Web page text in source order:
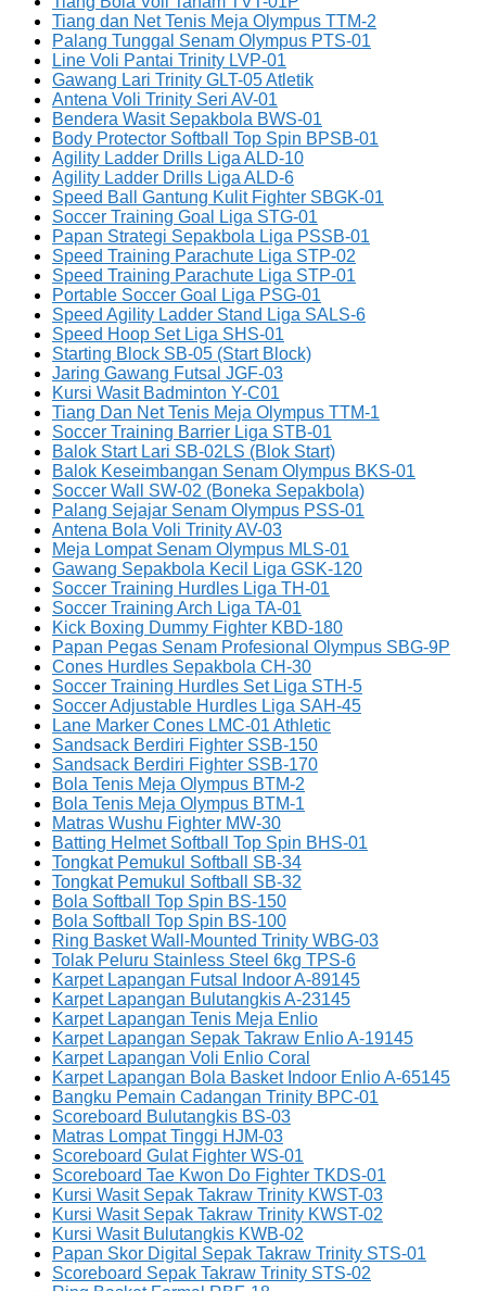
Tiang dan Net Tenis Meja Olympus TTM-2
Palang Tunggal Senam Olympus PTS-01
Line Voli Pantai Trinity LVP-01
Gawang Lari Trinity GLT-05 Atletik
Antena Voli Trinity Seri AV-01
Bendera Wasit Sepakbola BWS-01
Body Protector Softball Top Spin BPSB-01
Agility Ladder Drills Liga ALD-10
Agility Ladder Drills Liga ALD-6
Speed Ball Gantung Kulit Fighter SBGK-01
Soccer Training Goal Liga STG-01
Papan Strategi Sepakbola Liga PSSB-01
Speed Training Parachute Liga STP-02
Speed Training Parachute Liga STP-01
Portable Soccer Goal Liga PSG-01
Speed Agility Ladder Stand Liga SALS-6
Speed Hoop Set Liga SHS-01
Starting Block SB-05 (Start Block)
Jaring Gawang Futsal JGF-03
Kursi Wasit Badminton Y-C01
Tiang Dan Net Tenis Meja Olympus TTM-1
Soccer Training Barrier Liga STB-01
Balok Start Lari SB-02LS (Blok Start)
Balok Keseimbangan Senam Olympus BKS-01
Soccer Wall SW-02 (Boneka Sepakbola)
Palang Sejajar Senam Olympus PSS-01
Antena Bola Voli Trinity AV-03
Meja Lompat Senam Olympus MLS-01
Gawang Sepakbola Kecil Liga GSK-120
Soccer Training Hurdles Liga TH-01
Soccer Training Arch Liga TA-01
Kick Boxing Dummy Fighter KBD-180
Papan Pegas Senam Profesional Olympus SBG-9P
Cones Hurdles Sepakbola CH-30
Soccer Training Hurdles Set Liga STH-5
Soccer Adjustable Hurdles Liga SAH-45
Lane Marker Cones LMC-01 Athletic
Sandsack Berdiri Fighter SSB-150
Sandsack Berdiri Fighter SSB-170
Bola Tenis Meja Olympus BTM-2
Bola Tenis Meja Olympus BTM-1
Matras Wushu Fighter MW-30
Batting Helmet Softball Top Spin BHS-01
Tongkat Pemukul Softball SB-34
Tongkat Pemukul Softball SB-32
Bola Softball Top Spin BS-150
Bola Softball Top Spin BS-100
Ring Basket Wall-Mounted Trinity WBG-03
Tolak Peluru Stainless Steel 6kg TPS-6
Karpet Lapangan Futsal Indoor A-89145
Karpet Lapangan Bulutangkis A-23145
Karpet Lapangan Tenis Meja Enlio
Karpet Lapangan Sepak Takraw Enlio A-19145
Karpet Lapangan Voli Enlio Coral
Karpet Lapangan Bola Basket Indoor Enlio A-65145
Bangku Pemain Cadangan Trinity BPC-01
Scoreboard Bulutangkis BS-03
Matras Lompat Tinggi HJM-03
Scoreboard Gulat Fighter WS-01
Scoreboard Tae Kwon Do Fighter TKDS-01
Kursi Wasit Sepak Takraw Trinity KWST-03
Kursi Wasit Sepak Takraw Trinity KWST-02
Kursi Wasit Bulutangkis KWB-02
Papan Skor Digital Sepak Takraw Trinity STS-01
Scoreboard Sepak Takraw Trinity STS-02